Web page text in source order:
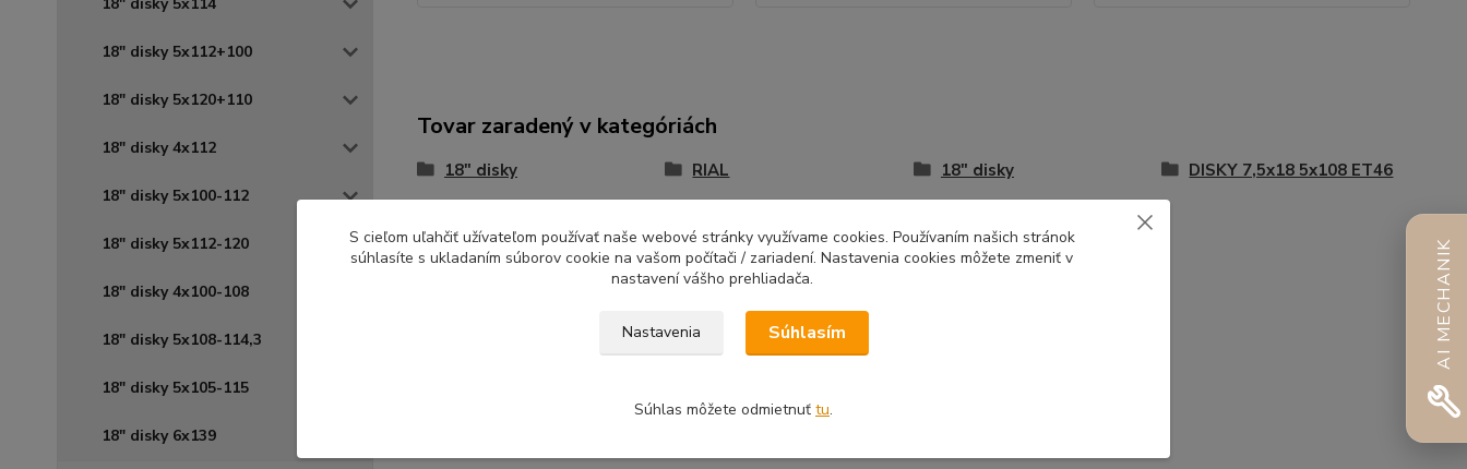
18" disky 5x112+100
18" disky 5x120+110
18" disky 4x112
18" disky 5x100-112
18" disky 5x112-120
18" disky 4x100-108
18" disky 5x108-114,3
18" disky 5x105-115
18" disky 6x139
Tovar zaradený v kategóriách
18" disky RIAL 18" disky
DISKY 7,5x18 5x108 ET46
AI MECHANIK
S cieľom uľahčiť užívateľom používať naše webové stránky využívame cookies. Používaním našich stránok
súhlasíte s ukladaním súborov cookie na vašom počítači / zariadení. Nastavenia cookies môžete zmeniť v
nastavení vášho prehliadača.
Nastavenia Súhlasím
Súhlas môžete odmietnuť tu.